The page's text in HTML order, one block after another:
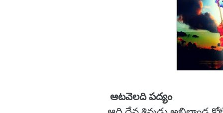
ఆటవెలది పద్యం